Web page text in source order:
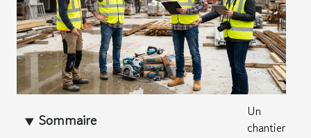
Sommaire
Un
chantier